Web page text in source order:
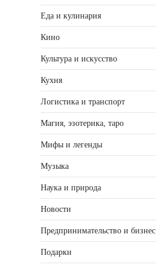
Еда и кулинария
Кино
Культура и искусство
Кухня
Логистика и транспорт
Магия, эзотерика, таро
Мифы и легенды
Музыка
Наука и природа
Новости
Предпринимательство и бизнес
Подарки